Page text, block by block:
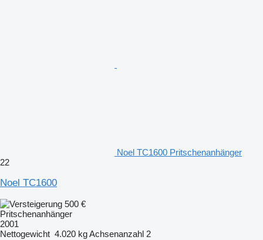
Noel TC1600 Pritschenanhänger
22
Noel TC1600
500 €
Pritschenanhänger
2001
Nettogewicht 4.020 kgAchsenanzahl 2